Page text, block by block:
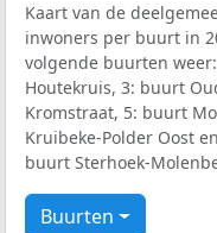
Kaart van de
inwoners per buurt in
volgende buurten
Houtekruis, 3: buurt
Kromstraat, 5: buurt
Kruibeke-Polder Oost
buurt Sterhoek-
Buurten